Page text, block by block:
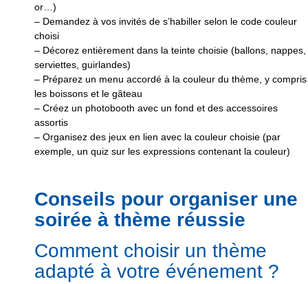
or…)
– Demandez à vos invités de s’habiller selon le code couleur
choisi
– Décorez entièrement dans la teinte choisie (ballons, nappes,
serviettes, guirlandes)
– Préparez un menu accordé à la couleur du thème, y compris
les boissons et le gâteau
– Créez un photobooth avec un fond et des accessoires
assortis
– Organisez des jeux en lien avec la couleur choisie (par
exemple, un quiz sur les expressions contenant la couleur)
Conseils pour organiser une
soirée à thème réussie
Comment choisir un thème
adapté à votre événement ?